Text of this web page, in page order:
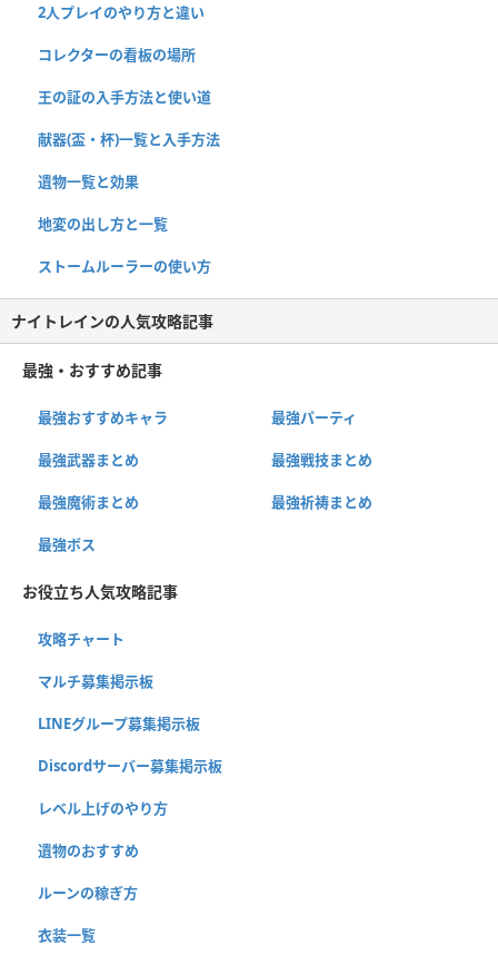
2人プレイのやり方と違い
コレクターの看板の場所
王の証の入手方法と使い道
献器(盃・杯)一覧と入手方法
遺物一覧と効果
地変の出し方と一覧
ストームルーラーの使い方
ナイトレインの人気攻略記事
最強・おすすめ記事
最強おすすめキャラ 最強パーティ
最強武器まとめ 最強戦技まとめ
最強魔術まとめ 最強祈祷まとめ
最強ボス
お役立ち人気攻略記事
攻略チャート
マルチ募集掲示板
LINEグループ募集掲示板
Discordサーバー募集掲示板
レベル上げのやり方
遺物のおすすめ
ルーンの稼ぎ方
衣装一覧